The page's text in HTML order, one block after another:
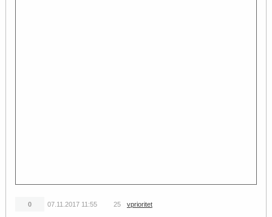
0 07.11.2017 11:55 25 vprioritet